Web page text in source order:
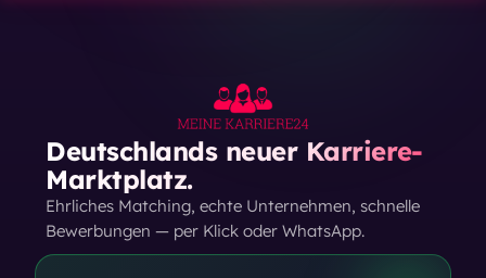
Deutschlands neuer Karriere-
Marktplatz.
Ehrliches Matching, echte Unternehmen, schnelle
Bewerbungen — per Klick oder WhatsApp.